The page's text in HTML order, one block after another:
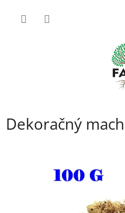
Dekoračný